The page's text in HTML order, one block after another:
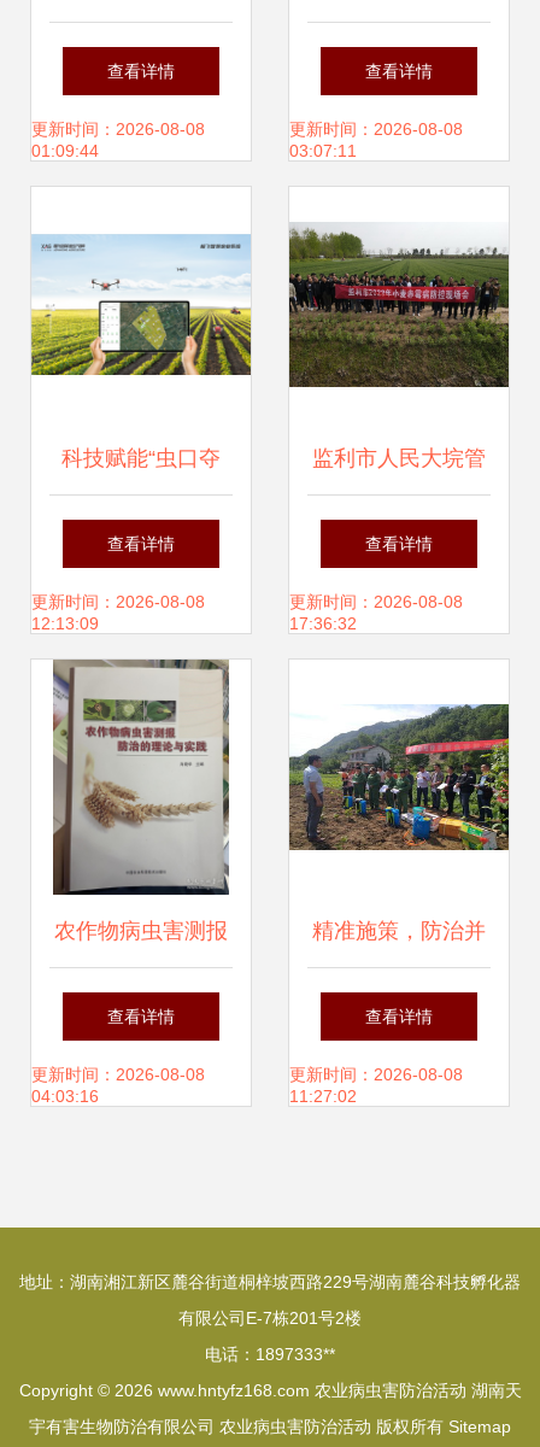
柿病虫害防治与农
业健康守护行动
查看详情
更新时间：2026-08-08
01:09:44
布一类农作物病虫
害名录
查看详情
更新时间：2026-08-08
03:07:11
科技赋能“虫口夺
粮” 极飞助力安徽
小麦统防统治纪实
查看详情
更新时间：2026-08-08
12:13:09
监利市人民大垸管
理区召开小麦赤霉
病防治现场会
查看详情
更新时间：2026-08-08
17:36:32
农作物病虫害测报
防治的理论与实践
查看详情
更新时间：2026-08-08
04:03:16
精准施策，防治并
举——镇安农技中
心多措并举推进马
查看详情
更新时间：2026-08-08
11:27:02
地址：湖南湘江新区麓谷街道桐梓坡西路229号湖南麓谷科技孵化器
有限公司E-7栋201号2楼
电话：1897333**
Copyright © 2026 www.hntyfz168.com 农业病虫害防治活动 湖南天
宇有害生物防治有限公司 农业病虫害防治活动 版权所有 Sitemap